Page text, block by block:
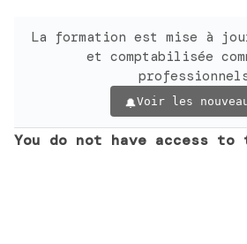
La formation est mise à
et comptabilisée
Voir les
You do not have access